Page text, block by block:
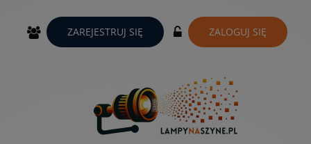
ZAREJESTRUJ SIĘ ZALOGUJ SIĘ